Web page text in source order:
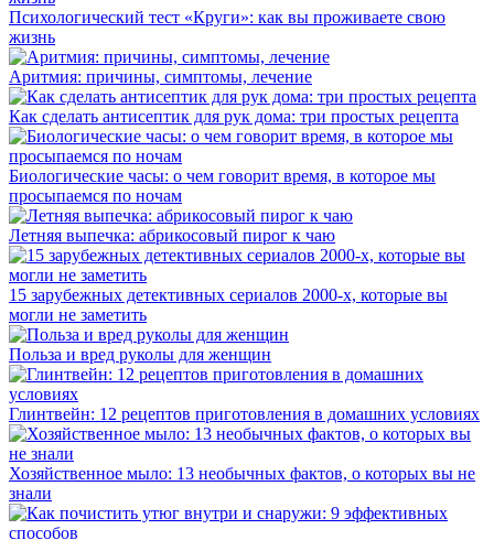
Психологический тест «Круги»: как вы проживаете свою
жизнь
Аритмия: причины, симптомы, лечение
Как сделать антисептик для рук дома: три простых рецепта
Биологические часы: о чем говорит время, в которое мы
просыпаемся по ночам
Летняя выпечка: абрикосовый пирог к чаю
15 зарубежных детективных сериалов 2000-х, которые вы
могли не заметить
Польза и вред руколы для женщин
Глинтвейн: 12 рецептов приготовления в домашних условиях
Хозяйственное мыло: 13 необычных фактов, о которых вы не
знали